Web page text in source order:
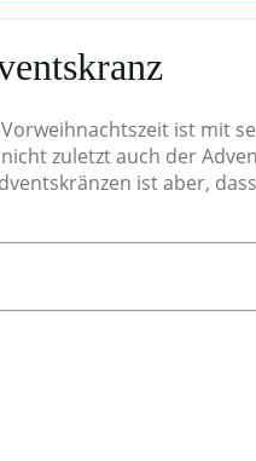
ist mit
zuletzt auch der
ist aber,